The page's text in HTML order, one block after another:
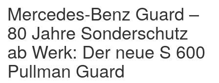
Mercedes-Benz Guard –
80 Jahre Sonderschutz
ab Werk: Der neue S 600
Pullman Guard